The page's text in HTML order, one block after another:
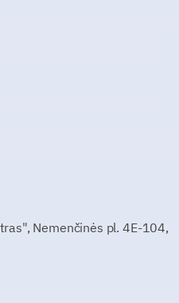
Nemenčinės pl. 4E-104,